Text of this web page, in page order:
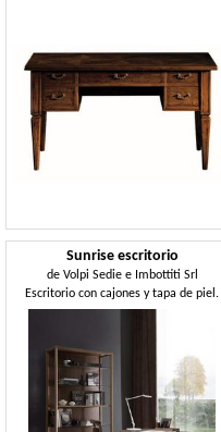
Sunrise escritorio
de Volpi Sedie e Imbottiti Srl
Escritorio con cajones y tapa de piel.